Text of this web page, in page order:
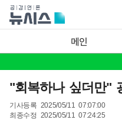
메인
"회복하나 싶더만"
기사등록 2025/05/11 07:07:00
최종수정 2025/05/11 07:24:25